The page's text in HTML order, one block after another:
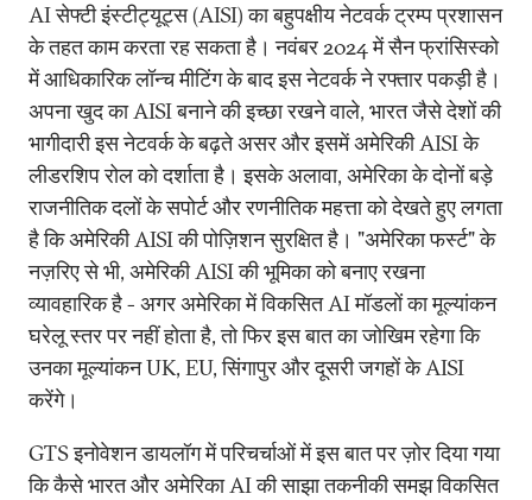
AI सेफ्टी इंस्टीट्यूट्स (AISI) का बहुपक्षीय नेटवर्क ट्रम्प प्रशासन
के तहत काम करता रह सकता है। नवंबर 2024 में सैन फ्रांसिस्को
में आधिकारिक लॉन्च मीटिंग के बाद इस नेटवर्क ने रफ्तार पकड़ी है।
अपना खुद का AISI बनाने की इच्छा रखने वाले, भारत जैसे देशों की
भागीदारी इस नेटवर्क के बढ़ते असर और इसमें अमेरिकी AISI के
लीडरशिप रोल को दर्शाता है। इसके अलावा, अमेरिका के दोनों बड़े
राजनीतिक दलों के सपोर्ट और रणनीतिक महत्ता को देखते हुए लगता
है कि अमेरिकी AISI की पोज़िशन सुरक्षित है। "अमेरिका फर्स्ट" के
नज़रिए से भी, अमेरिकी AISI की भूमिका को बनाए रखना
व्यावहारिक है - अगर अमेरिका में विकसित AI मॉडलों का मूल्यांकन
घरेलू स्तर पर नहीं होता है, तो फिर इस बात का जोखिम रहेगा कि
उनका मूल्यांकन UK, EU, सिंगापुर और दूसरी जगहों के AISI
करेंगे।
GTS इनोवेशन डायलॉग में परिचर्चाओं में इस बात पर ज़ोर दिया गया
कि कैसे भारत और अमेरिका AI की साझा तकनीकी समझ विकसित